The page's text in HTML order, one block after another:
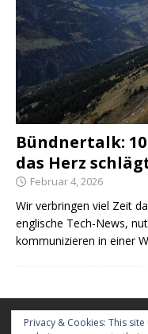
Bündnertalk:
das Herz
Februar 4, 2026
Wir verbringen viel Zeit
englische Tech-News,
kommunizieren in einer
Kontakt
Privacy & Cookies: This